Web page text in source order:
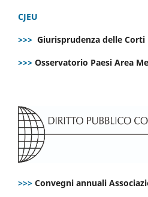
CJEU
>>> Giurisprudenza delle
>>> Osservatorio Paesi Area
>>> Convegni annuali